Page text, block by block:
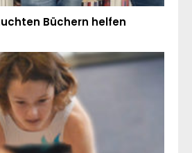
Büchern helfen